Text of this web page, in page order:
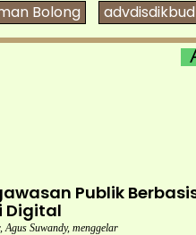
Bolong
Publik
Digital
Suwandy, menggelar